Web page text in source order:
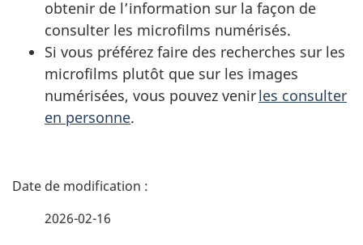
obtenir de l’information sur la façon de
consulter les microfilms numérisés.
Si vous préférez faire des recherches sur les
microfilms plutôt que sur les images
numérisées, vous pouvez venirles consulter
en personne.
D
2026-02-16